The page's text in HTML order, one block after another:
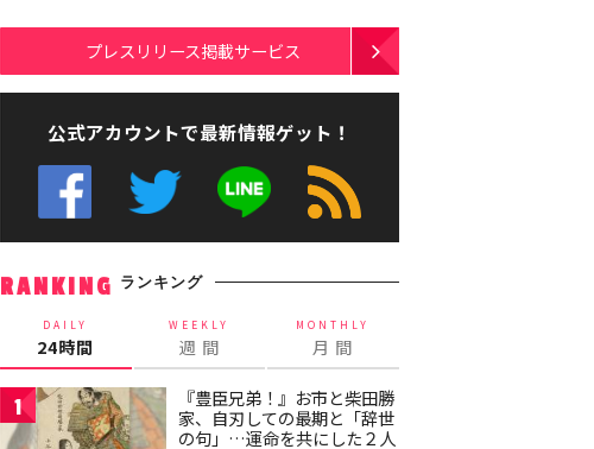
プレスリリース掲載サービス
公式アカウントで最新情報ゲット！
RANKING ランキング
DAILY
24時間
WEEKLY
週 間
MONTHLY
月 間
1
『豊臣兄弟！』お市と柴田勝
家、自刃しての最期と「辞世
の句」…運命を共にした２人